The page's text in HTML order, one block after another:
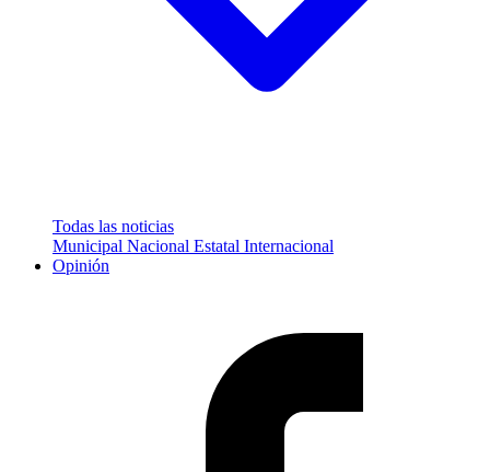
Todas las noticias
Municipal Nacional Estatal Internacional
Opinión